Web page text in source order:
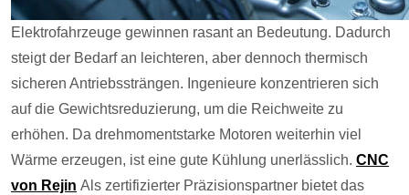
Elektrofahrzeuge gewinnen rasant an Bedeutung. Dadurch
steigt der Bedarf an leichteren, aber dennoch thermisch
sicheren Antriebssträngen. Ingenieure konzentrieren sich
auf die Gewichtsreduzierung, um die Reichweite zu
erhöhen. Da drehmomentstarke Motoren weiterhin viel
Wärme erzeugen, ist eine gute Kühlung unerlässlich. CNC
von Rejin Als zertifizierter Präzisionspartner bietet das